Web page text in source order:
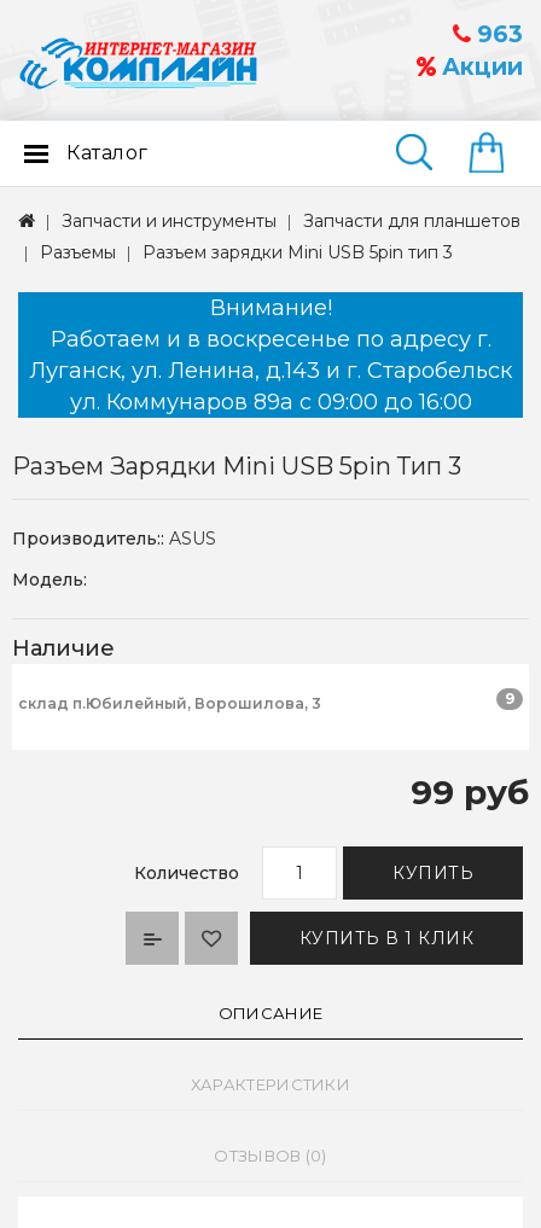
963
Акции
Найти
Каталог
Запчасти и инструменты
Запчасти для планшетов
Разъемы
Разъем зарядки Mini USB 5pin тип 3
Внимание!
Работаем и в воскресенье по адресу г.
Луганск, ул. Ленина, д.143 и г. Старобельск
ул. Коммунаров 89а с 09:00 до 16:00
Разъем Зарядки Mini USB 5pin Тип 3
Производитель:: ASUS
Модель:
Наличие
склад п.Юбилейный, Ворошилова, 3 9
99 руб
Количество КУПИТЬ
КУПИТЬ В 1 КЛИК
ОПИСАНИЕ
ХАРАКТЕРИСТИКИ
ОТЗЫВОВ (0)